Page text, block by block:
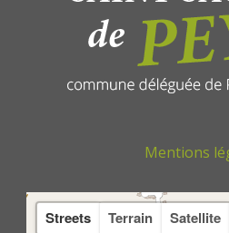
Mentions
Streets Terrain Satellite